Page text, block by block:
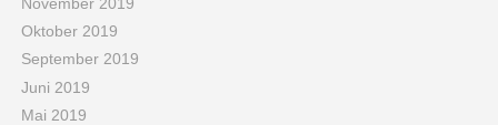
Oktober 2019
September 2019
Juni 2019
Mai 2019